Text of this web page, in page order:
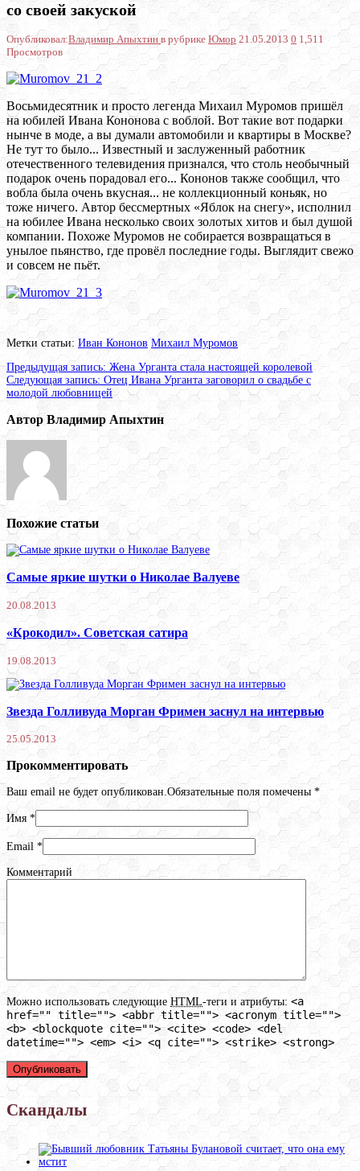
со своей закуской
Опубликовал:Владимир Апыхтинв рубрике Юмор 21.05.2013 0 1,511
Просмотров
Восьмидесятник и просто легенда Михаил Муромов пришёл
на юбилей Ивана Кононова с воблой. Вот такие вот подарки
нынче в моде, а вы думали автомобили и квартиры в Москве?
Не тут то было... Известный и заслуженный работник
отечественного телевидения признался, что столь необычный
подарок очень порадовал его... Кононов также сообщил, что
вобла была очень вкусная... не коллекционный коньяк, но
тоже ничего. Автор бессмертных «Яблок на снегу», исполнил
на юбилее Ивана несколько своих золотых хитов и был душой
компании. Похоже Муромов не собирается возвращаться в
унылое пьянство, где провёл последние годы. Выглядит свежо
и совсем не пьёт.
Метки статьи: Иван Кононов Михаил Муромов
Предыдущая запись: Жена Урганта стала настоящей королевой
Следующая запись: Отец Ивана Урганта заговорил о свадьбе с
молодой любовницей
Автор Владимир Апыхтин
Похожие статьи
Самые яркие шутки о Николае Валуеве
20.08.2013
«Крокодил». Советская сатира
19.08.2013
Звезда Голливуда Морган Фримен заснул на интервью
25.05.2013
Прокомментировать
Ваш email не будет опубликован.Обязательные поля помечены *
Имя *
Email *
Комментарий
Можно использовать следующие HTML-теги и атрибуты: <a
href="" title=""> <abbr title=""> <acronym title="">
<b> <blockquote cite=""> <cite> <code> <del
datetime=""> <em> <i> <q cite=""> <strike> <strong>
Скандалы